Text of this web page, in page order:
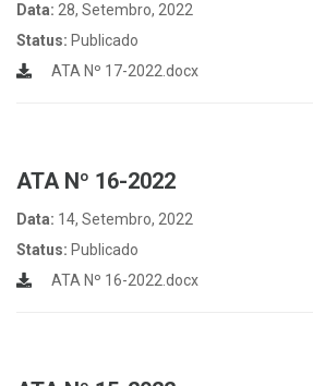
Data: 28, Setembro, 2022
Status: Publicado
ATA Nº 17-2022.docx
ATA Nº 16-2022
Data: 14, Setembro, 2022
Status: Publicado
ATA Nº 16-2022.docx